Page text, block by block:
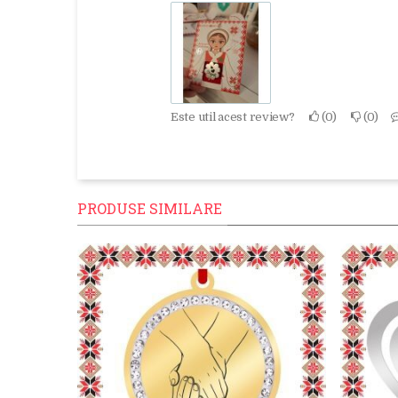
Este util acest review? 0 0
PRODUSE SIMILARE